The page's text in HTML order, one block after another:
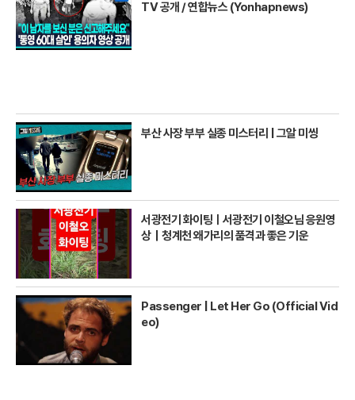
TV 공개 / 연합뉴스 (Yonhapnews)
부산 사장 부부 실종 미스터리 | 그알 미씽
서광전기 화이팅ㅣ서광전기 이철오님 응원영
상｜청계천 왜가리의 품격과 좋은 기운
Passenger | Let Her Go (Official Vid
eo)